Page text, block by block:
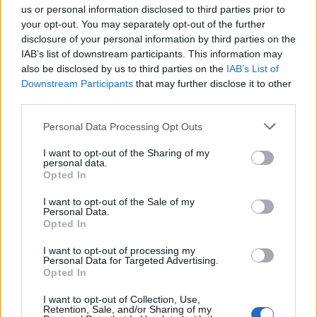
us or personal information disclosed to third parties prior to
your opt-out. You may separately opt-out of the further
disclosure of your personal information by third parties on the
IAB’s list of downstream participants. This information may
also be disclosed by us to third parties on the IAB’s List of
Downstream Participants that may further disclose it to other
Personal Data Processing Opt Outs
I want to opt-out of the Sharing of my
personal data.
Opted In
I want to opt-out of the Sale of my
Personal Data.
Opted In
I want to opt-out of processing my
Personal Data for Targeted Advertising.
Opted In
I want to opt-out of Collection, Use,
Retention, Sale, and/or Sharing of my
Ranking de Quilapayun TOP Música
Lo Mejor de la Música Latina Novedades Música Latina